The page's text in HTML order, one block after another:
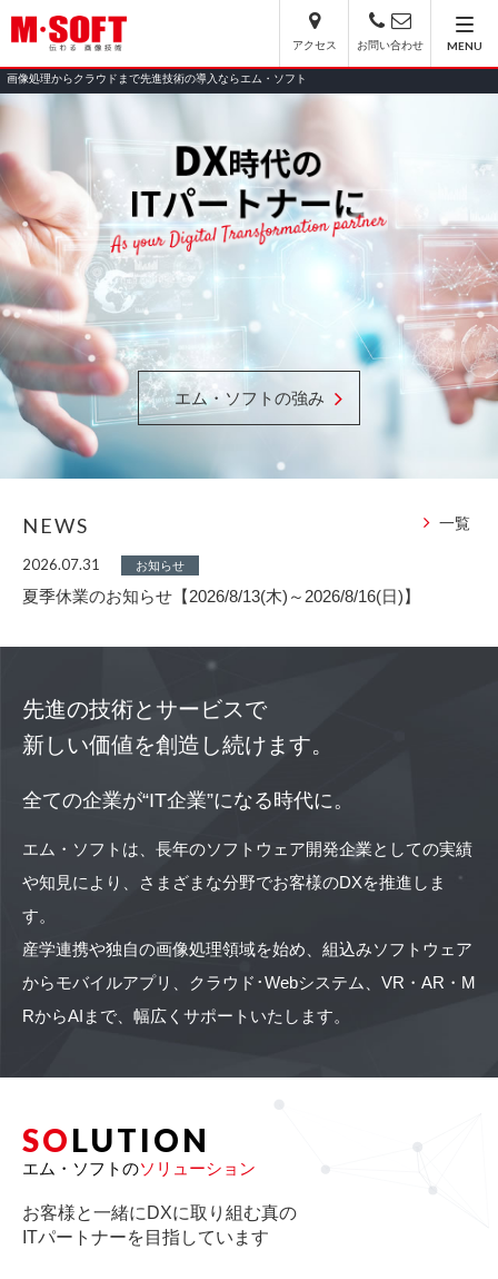
アクセス お問い合わせ MENU
エム・ソフトの強み
画像処理からクラウドまで先進技術の導入ならエム・ソフト
NEWS 一覧
2026.07.31 お知らせ
夏季休業のお知らせ【2026/8/13(木)～2026/8/16(日)】
先進の技術とサービスで
新しい価値を創造し続けます。
全ての企業が“IT企業”になる時代に。
エム・ソフトは、長年のソフトウェア開発企業としての実績
や知見により、さまざまな分野でお客様のDXを推進しま
す。
産学連携や独自の画像処理領域を始め、組込みソフトウェア
からモバイルアプリ、クラウド･Webシステム、VR・AR・M
RからAIまで、幅広くサポートいたします。
SOLUTION
エム・ソフトのソリューション
お客様と一緒にDXに取り組む真の
ITパートナーを目指しています